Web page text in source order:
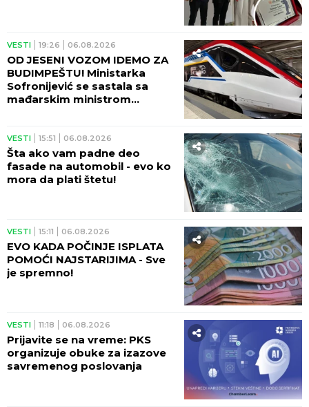
VESTI 19:26 06.08.2026
OD JESENI VOZOM IDEMO ZA
BUDIMPEŠTU! Ministarka
Sofronijević se sastala sa
mađarskim ministrom
VESTI 15:51 06.08.2026
Šta ako vam padne deo
fasade na automobil - evo ko
mora da plati štetu!
VESTI 15:11 06.08.2026
EVO KADA POČINJE ISPLATA
POMOĆI NAJSTARIJIMA - Sve
je spremno!
VESTI 11:18 06.08.2026
Prijavite se na vreme: PKS
organizuje obuke za izazove
savremenog poslovanja